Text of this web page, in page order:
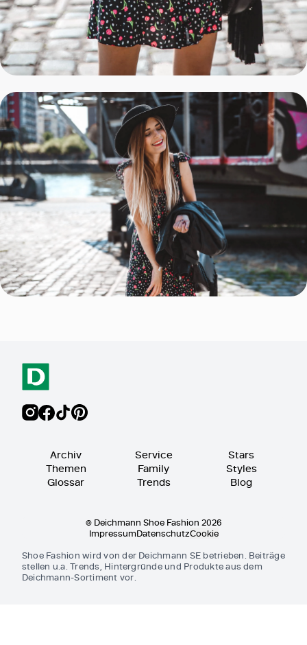
Archiv
Themen
Glossar
Service
Family
Trends
Stars
Styles
Blog
© Deichmann Shoe Fashion 2026
ImpressumDatenschutzCookie
Shoe Fashion wird von der Deichmann SE betrieben. Beiträge
stellen u.a. Trends, Hintergründe und Produkte aus dem
Deichmann-Sortiment vor.